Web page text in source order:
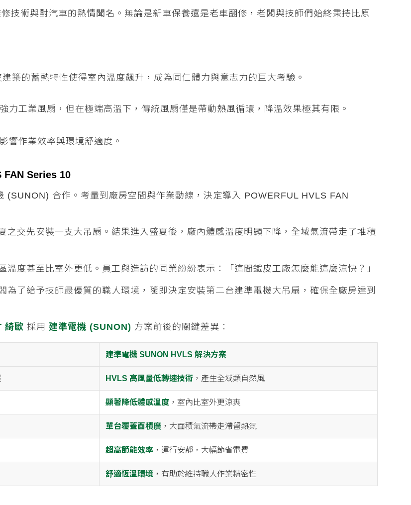
技術與對汽車的熱情聞名。無論是新車保養還是老車翻修，老闆與技師們始終秉持比原
築的蓄熱特性使得室內溫度飆升，成為同仁體力與意志力的巨大考驗。
力工業風扇，但在極端高溫下，傳統風扇僅是帶動熱風循環，降溫效果極其有限。
響作業效率與環境舒適度。
FAN Series 10
(SUNON) 合作。考量到廠房空間與作業動線，決定導入 POWERFUL HVLS FAN
之交先安裝一支大吊扇。結果進入盛夏後，廠內體感溫度明顯下降，全域氣流帶走了堆積
溫度甚至比室外更低。員工與造訪的同業紛紛表示：「這間鐵皮工廠怎麼能這麼涼快？」
為了給予技師最優質的職人環境，隨即決定安裝第二台建準電機大吊扇，確保全廠房達到
綺歐 採用 建準電機 (SUNON) 方案前後的關鍵差異：
建準電機 SUNON HVLS 解決方案
HVLS 高風量低轉速技術 ，產生全域類自然風
顯著降低體感溫度 ，室內比室外更涼爽
單台覆蓋面積廣 ，大面積氣流帶走滯留熱氣
超高節能效率 ，運行安靜，大幅節省電費
舒適恆溫環境 ，有助於維持職人作業精密性